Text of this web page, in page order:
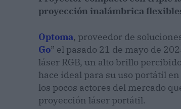
proyección inalámbrica
Optoma, proveedor de
Go” el pasado 21 de mayo de
láser RGB, un alto brillo
hace ideal para su uso portátil
los pocos actores del mercado
proyección láser portátil.